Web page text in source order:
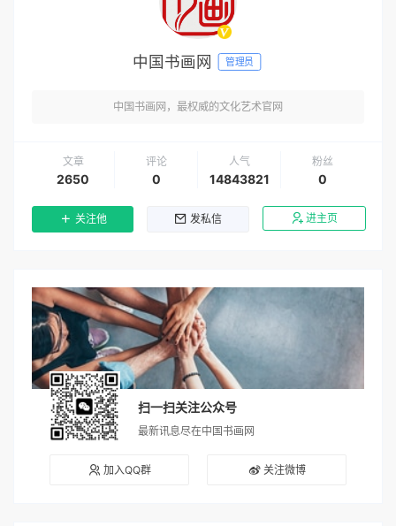
中国书画网 管理员
中国书画网，最权威的文化艺术官网
文章
2650
评论
0
人气
14843821
粉丝
0
关注他 发私信 进主页
扫一扫关注公众号
最新讯息尽在中国书画网
加入QQ群 关注微博